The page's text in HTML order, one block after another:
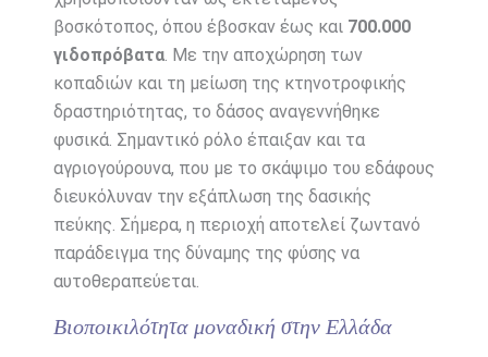
βοσκότοπος, όπου έβοσκαν έως και 700.000
γιδοπρόβατα. Με την αποχώρηση των
κοπαδιών και τη μείωση της κτηνοτροφικής
δραστηριότητας, το δάσος αναγεννήθηκε
φυσικά. Σημαντικό ρόλο έπαιξαν και τα
αγριογούρουνα, που με το σκάψιμο του εδάφους
διευκόλυναν την εξάπλωση της δασικής
πεύκης. Σήμερα, η περιοχή αποτελεί ζωντανό
παράδειγμα της δύναμης της φύσης να
αυτοθεραπεύεται.
Βιοποικιλότητα μοναδική στην Ελλάδα